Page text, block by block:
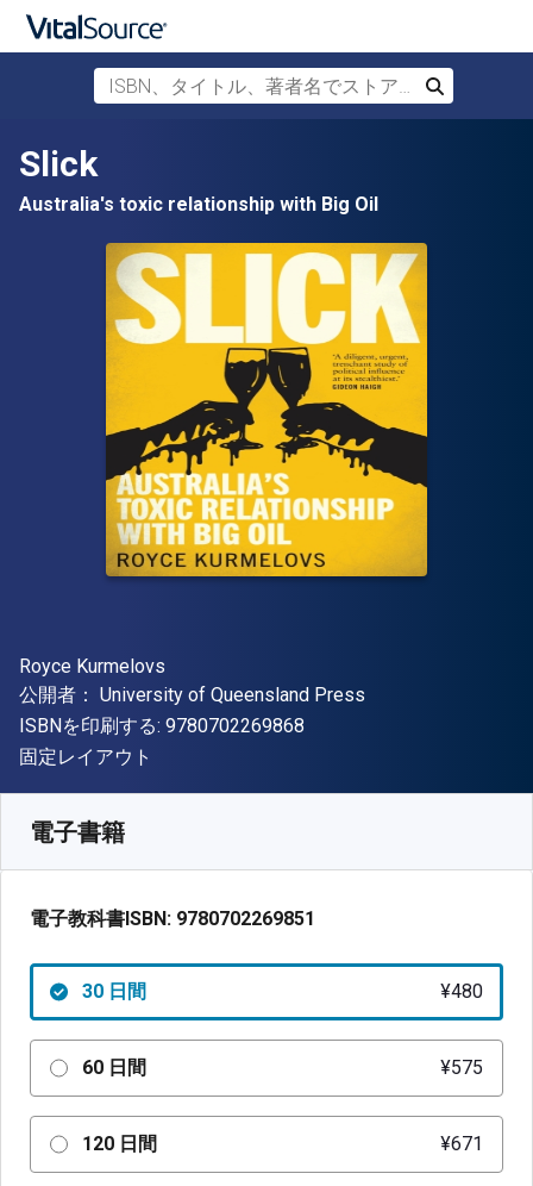
メインコンテンツへスキップ
ISBN、タイトル、著者名でストアを検索
検索
Slick
Australia's toxic relationship with Big Oil
著者
Royce Kurmelovs
出版社
公開者： University of Queensland Press
ISBNを印刷する: 9780702269868
形式
固定レイアウト
電子書籍
電子教科書ISBN: 9780702269851
30 日間 ¥480
60 日間 ¥575
120 日間 ¥671